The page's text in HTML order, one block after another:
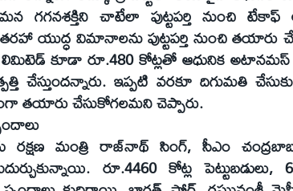
గగనశక్తిని చాటేలా పుట్టపర్తి నుంచి టేకాఫ్
యుద్ధ విమానాలను పుట్టపర్తి నుంచి
కూడా రూ.480 కోట్లతో ఆధునిక అటానమస్
చేస్తుందన్నారు. ఇప్పటి వరకూ దిగుమతి
తయారు చేసుకోగలమని చెప్పారు.
రక్షణ మంత్రి రాజ్‌నాథ్ సింగ్, సీఎం
రూ.4460 కోట్ల